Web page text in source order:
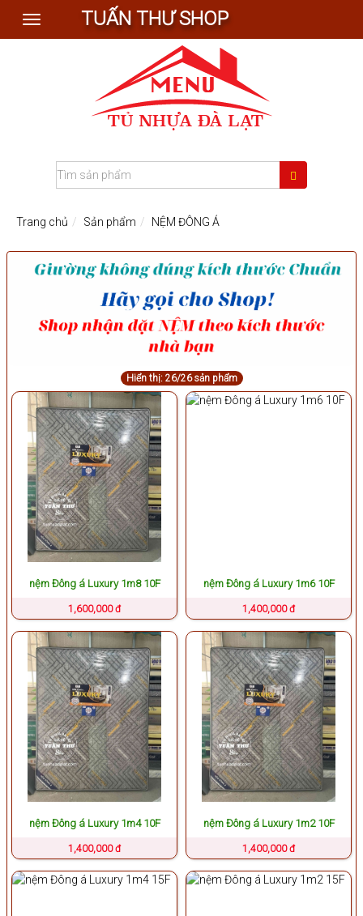
Toggle
navigation
TUẤN THƯ SHOP
Trang chủ Sản phẩm NỆM ĐÔNG Á
Hiển thị: 26/26 sản phẩm
nệm Đông á Luxury 1m8 10F
1,600,000 đ
nệm Đông á Luxury 1m6 10F
1,400,000 đ
nệm Đông á Luxury 1m4 10F
1,400,000 đ
nệm Đông á Luxury 1m2 10F
1,400,000 đ